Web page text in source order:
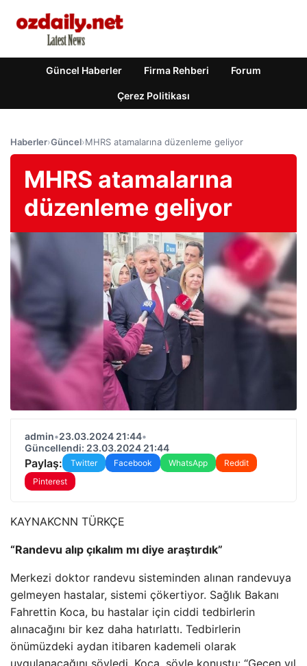
Güncel Haberler Firma Rehberi Forum
Çerez Politikası
Haberler›Güncel›MHRS atamalarına düzenleme geliyor
MHRS atamalarına
düzenleme geliyor
admin•23.03.2024 21:44•
Güncellendi: 23.03.2024 21:44
Paylaş: Twitter Facebook WhatsApp
Reddit
Pinterest
KAYNAKCNN TÜRKÇE
“Randevu alıp çıkalım mı diye araştırdık”
Merkezi doktor randevu sisteminden alınan randevuya
gelmeyen hastalar, sistemi çökertiyor. Sağlık Bakanı
Fahrettin Koca, bu hastalar için ciddi tedbirlerin
alınacağını bir kez daha hatırlattı. Tedbirlerin
önümüzdeki aydan itibaren kademeli olarak
uygulanacağını söyledi. Koca, şöyle konuştu: “Geçen yıl